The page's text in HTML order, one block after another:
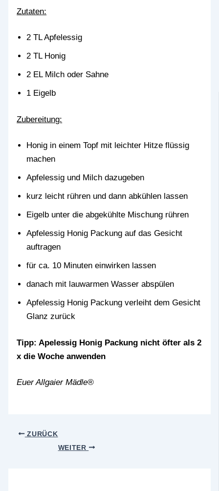
Zutaten:
2 TL Apfelessig
2 TL Honig
2 EL Milch oder Sahne
1 Eigelb
Zubereitung:
Honig in einem Topf mit leichter Hitze flüssig
machen
Apfelessig und Milch dazugeben
kurz leicht rühren und dann abkühlen lassen
Eigelb unter die abgekühlte Mischung rühren
Apfelessig Honig Packung auf das Gesicht
auftragen
für ca. 10 Minuten einwirken lassen
danach mit lauwarmen Wasser abspülen
Apfelessig Honig Packung verleiht dem Gesicht
Glanz zurück
Tipp: Apelessig Honig Packung nicht öfter als 2
x die Woche anwenden
Euer Allgaier Mädle®
ZURÜCK
WEITER